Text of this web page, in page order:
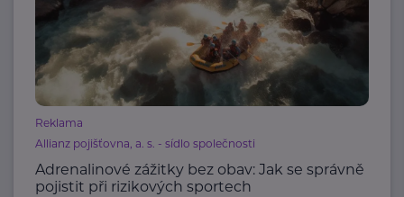
Reklama
Allianz pojišťovna, a. s. - sídlo společnosti
Adrenalinové zážitky bez obav: Jak se správně
pojistit při rizikových sportech